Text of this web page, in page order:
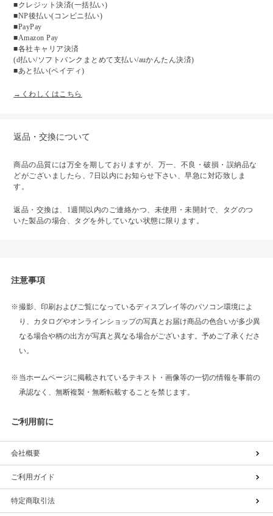
■クレジット決済(一括払い)
■NP後払い(コンビニ払い)
■PayPay
■Amazon Pay
■各社キャリア決済
(d払い/ソフトバンクまとめて支払い/auかんたん決済)
■あと払い(ペイディ)
→くわしくはこちら
返品・交換について
商品の品質には万全を期しておりますが、万一、不良・破損・誤納品な
どがございましたら、7日以内にお知らせ下さい、早急に対応致しま
す。
返品・交換は、1週間以内のご連絡かつ、未使用・未開封で、タグのつ
いた製品の場合、タグを外していない状態に限ります。
注意事項
撮影、印刷およびご覧になっているディスプレイ等のパソコン環境によ
り、カタログやオンラインショップの写真とお届け商品の色合いが多少異
なる場合や柄の出方が写真と異なる場合がございます。予めご了承くださ
い。
当ホームページに掲載されているテキスト・画像等の一切の情報を事前の
承認なく、無断複製・無断転載することを禁じます。
ご利用前に
会社概要
ご利用ガイド
特定商取引法